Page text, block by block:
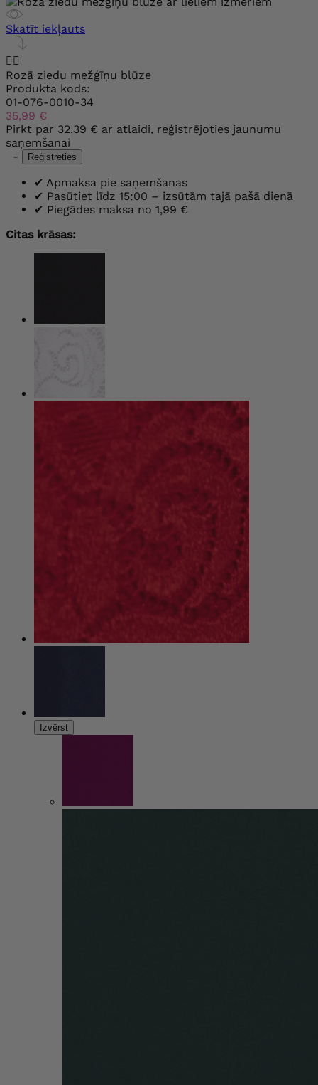
Skatīt iekļauts

Rozā ziedu mežģīņu blūze
Produkta kods:
01-076-0010-34
35,99 €
Pirkt par 32.39 € ar atlaidi, reģistrējoties jaunumu
saņemšanai
-
Reģistrēties
✔ Apmaksa pie saņemšanas
✔ Pasūtiet līdz 15:00 – izsūtām tajā pašā dienā
✔ Piegādes maksa no 1,99 €
Citas krāsas:
Izvērst